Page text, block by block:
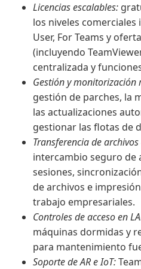
Licencias escalables:
los niveles comerciales
User, For Teams y
(incluyendo
centralizada y
Gestión y monitorización
gestión de parches, la
las actualizaciones
gestionar las flotas de
Transferencia de
intercambio seguro de
sesiones,
de archivos e
trabajo empresariales.
Controles de acceso en
máquinas dormidas y
para mantenimiento
Soporte de AR e IoT: